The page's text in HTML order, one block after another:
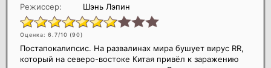
Режиссер:
Шэнь Лэпин
Оценка: 6.7/10 (90)
Постапокалипсис. На развалинах мира бушует вирус RR,
который на северо-востоке Китая привёл к заражению